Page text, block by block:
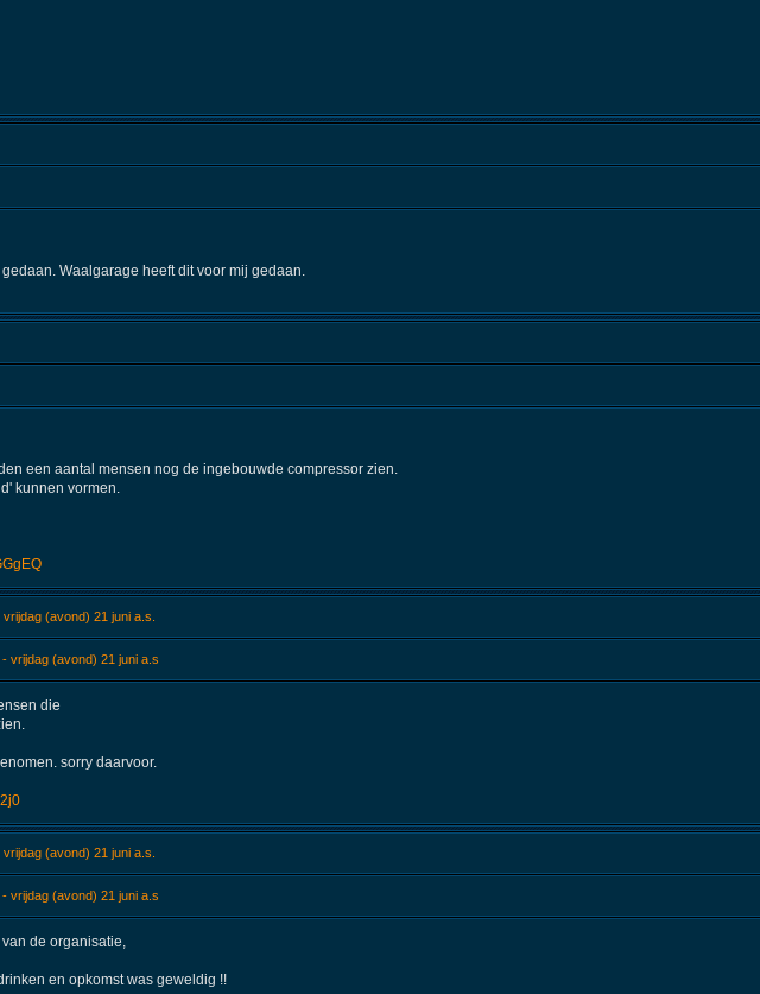
Waalgarage heeft dit voor mij gedaan.
een aantal mensen nog de ingebouwde compressor zien.
kunnen vormen.
(avond) 21 juni a.s.
vrijdag (avond) 21 juni a.s
die
sorry daarvoor.
(avond) 21 juni a.s.
vrijdag (avond) 21 juni a.s
de organisatie,
en opkomst was geweldig !!